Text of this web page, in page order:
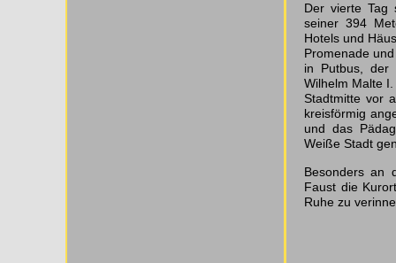
Der vierte Tag
seiner 394
Hotels und
Promenade
in Putbus, der
Wilhelm Malte
Stadtmitte vor
kreisförmig
und das
Weiße Stadt
Besonders an
Faust die
Ruhe zu